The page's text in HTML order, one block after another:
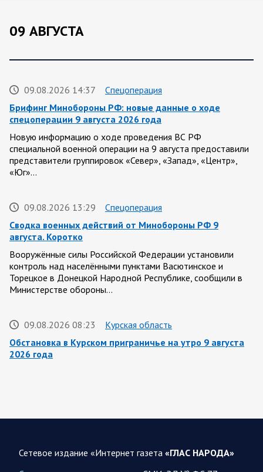
09 АВГУСТА
09.08.2026 14:37
Спецоперация
Брифинг Минобороны РФ: новые данные о ходе
спецоперации 9 августа 2026 года
Новую информацию о ходе проведения ВС РФ
специальной военной операции на 9 августа предоставили
представители группировок «Север», «Запад», «Центр»,
«Юг»…
09.08.2026 13:29
Спецоперация
Сводка военных действий от Минобороны РФ 9
августа. Коротко
Вооружённые силы Российской Федерации установили
контроль над населёнными пунктами Васютинское и
Торецкое в Донецкой Народной Республике, сообщили в
Министерстве обороны…
09.08.2026 08:23
Курская область
Обстановка в Курском приграничье на утро 9 августа
2026 года
Сетевое издание «Интернет газета «ГЛАС НАРОДА»